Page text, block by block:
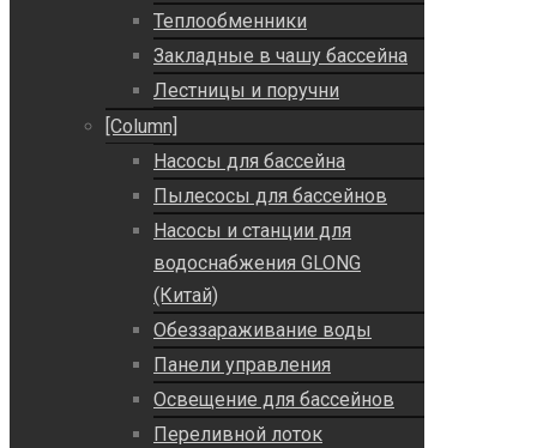
Теплообменники
Закладные в чашу бассейна
Лестницы и поручни
[Column]
Насосы для бассейна
Пылесосы для бассейнов
Насосы и станции для
водоснабжения GLONG
(Китай)
Обеззараживание воды
Панели управления
Освещение для бассейнов
Переливной лоток